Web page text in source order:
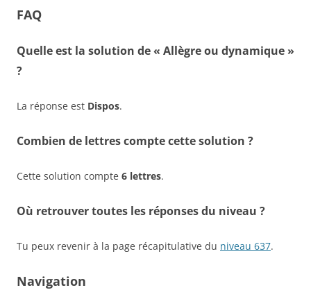
FAQ
Quelle est la solution de « Allègre ou dynamique »
?
La réponse est Dispos.
Combien de lettres compte cette solution ?
Cette solution compte 6 lettres.
Où retrouver toutes les réponses du niveau ?
Tu peux revenir à la page récapitulative du niveau 637.
Navigation